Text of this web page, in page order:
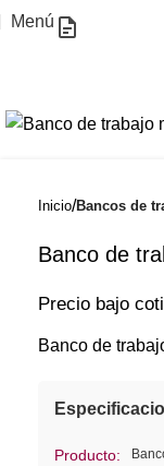
Menú
Inicio Bancos de
Banco de
Precio bajo
Banco de
Producto: